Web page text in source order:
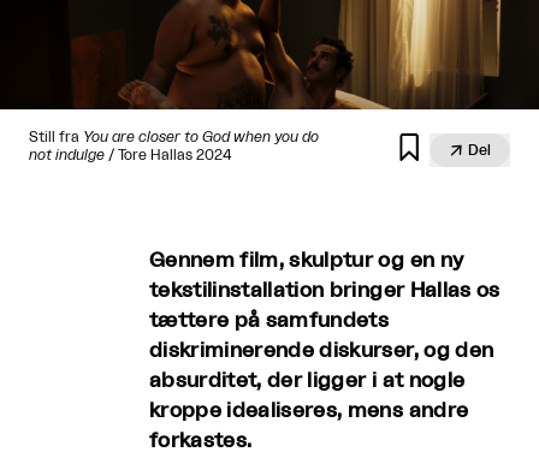
Still fra You are closer to God when you do
not indulge / Tore Hallas 2024   Del
Gennem film, skulptur og en ny
tekstilinstallation bringer Hallas os
tættere på samfundets
diskriminerende diskurser, og den
absurditet, der ligger i at nogle
kroppe idealiseres, mens andre
forkastes.